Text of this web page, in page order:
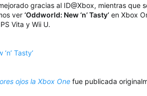
gracias al ID@Xbox, mientras
ver ‘Oddworld: New ‘n’ Tasty’ en Xbox
Vita y Wii U.
Tasty’
ojos la Xbox One fue publicada